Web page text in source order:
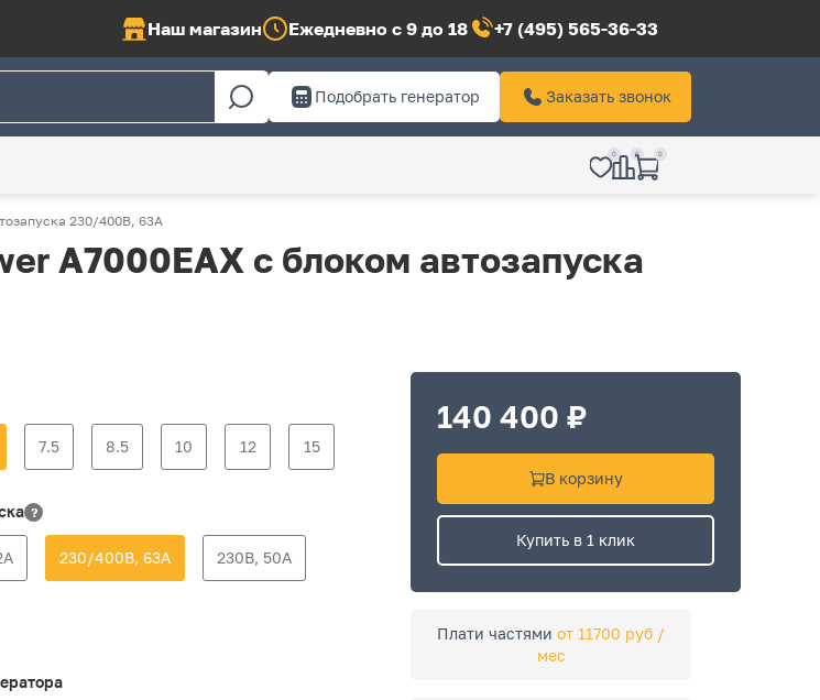
Наш магазин Ежедневно с 9 до 18 +7 (495) 565-36-33
Подобрать генератор Заказать звонок
0 0 0
230/400В, 63А
A7000EAX с блоком автозапуска
7.5 8.5 10 12 15
?
230/400В, 63А 230В, 50А
140 400 ₽
В корзину
Купить в 1 клик
Плати частями от 11700 руб /
мес